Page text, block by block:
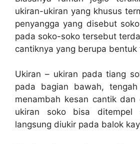
ukiran-ukiran yang khusus
penyangga yang disebut
pada soko-soko tersebut
cantiknya yang berupa
Ukiran – ukiran pada tiang
pada bagian bawah,
menambah kesan cantik dan
ukiran soko bisa ditempel
langsung diukir pada balok